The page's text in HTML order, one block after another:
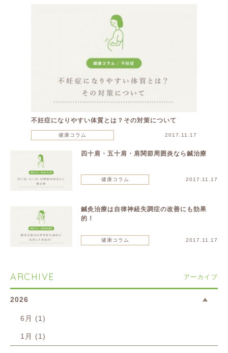
不妊症になりやすい体質とは？その対策について
健康コラム 2017.11.17
四十肩・五十肩・肩関節周囲炎なら鍼治療
健康コラム 2017.11.17
鍼灸治療は自律神経失調症の改善にも効果
的！
健康コラム 2017.11.17
ARCHIVE アーカイブ
2026
6月 (1)
1月 (1)